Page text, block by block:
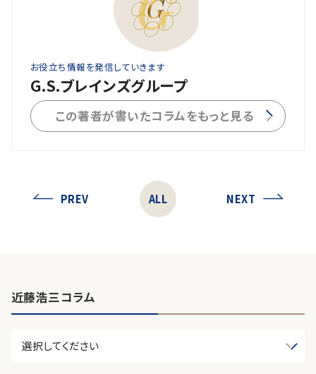
お役立ち情報を発信していきます
G.S.ブレインズグループ
この著者が書いたコラムをもっと見る
PREV ALL NEXT
近藤浩三コラム